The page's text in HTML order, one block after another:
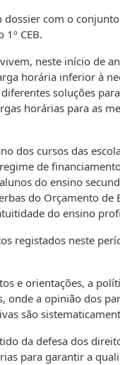
dossier com o
CEB.
neste início de
horária inferior à
soluções
horárias para as
dos cursos das
de
do ensino
do Orçamento de
do ensino
registados neste
e orientações, a
onde a opinião dos
são
da defesa dos
para garantir a